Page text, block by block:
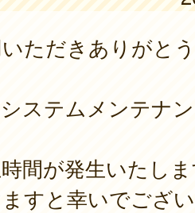
ただきありがと
ステムメンテナ
間が発生いたし
すと幸いでござ